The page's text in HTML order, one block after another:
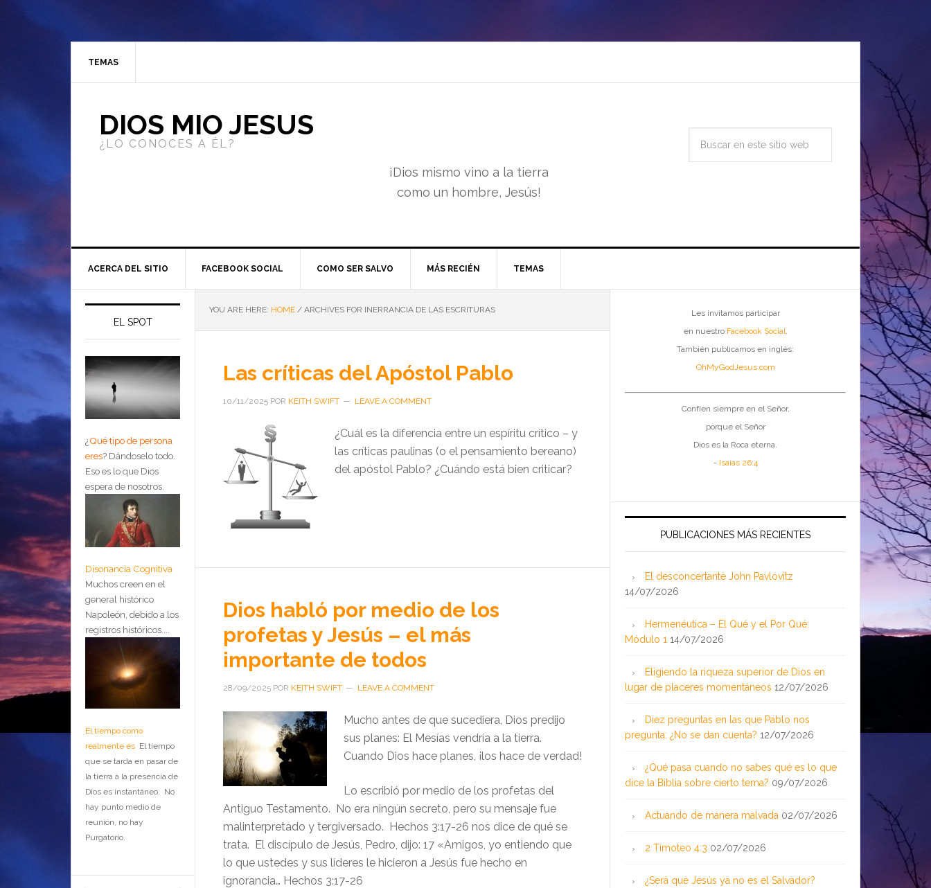
TEMAS
DIOS MIO JESUS
¿LO CONOCES A ÉL?
¡Dios mismo vino a la tierra
como un hombre, Jesús!
ACERCA DEL SITIO FACEBOOK SOCIAL COMO SER SALVO MÁS RECIÉN TEMAS
YOU ARE HERE: HOME / ARCHIVES FOR INERRANCIA DE LAS ESCRITURAS
Las críticas del Apóstol Pablo
10/11/2025 POR KEITH SWIFT LEAVE A COMMENT
¿Cuál es la diferencia entre un espíritu crítico – y
las críticas paulinas (o el pensamiento bereano)
del apóstol Pablo? ¿Cuándo está bien criticar?
Dios habló por medio de los
profetas y Jesús – el más
importante de todos
28/09/2025 POR KEITH SWIFT LEAVE A COMMENT
Mucho antes de que sucediera, Dios predijo
sus planes: El Mesías vendría a la tierra.
Cuando Dios hace planes, ¡los hace de verdad!
Lo escribió por medio de los profetas del
Antiguo Testamento. No era ningún secreto, pero su mensaje fue
malinterpretado y tergiversado. Hechos 3:17-26 nos dice de qué se
trata. El discípulo de Jesús, Pedro, dijo: 17 «Amigos, yo entiendo que
lo que ustedes y sus líderes le hicieron a Jesús fue hecho en
ignorancia… Hechos 3:17-26
Les invitamos participar
en nuestro Facebook Social.
También publicamos en inglés:
OhMyGodJesus.com
Confíen siempre en el Señor,
porque el Señor
Dios es la Roca eterna.
- Isaías 26:4
PUBLICACIONES MÁS RECIENTES
El desconcertante John Pavlovitz
14/07/2026
Hermenéutica – El Qué y el Por Qué:
Módulo 1 14/07/2026
Eligiendo la riqueza superior de Dios en
lugar de placeres momentáneos 12/07/2026
Diez preguntas en las que Pablo nos
pregunta: ¿No se dan cuenta? 12/07/2026
¿Qué pasa cuando no sabes qué es lo que
dice la Biblia sobre cierto tema? 09/07/2026
Actuando de manera malvada 02/07/2026
2 Timoteo 4:3 02/07/2026
¿Será que Jesús ya no es el Salvador?
EL SPOT
¿Qué tipo de persona
eres? Dándoselo todo.
Eso es lo que Dios
espera de nosotros.
Disonancia Cognitiva
Muchos creen en el
general histórico
Napoleón, debido a los
registros históricos....
El tiempo como
realmente es El tiempo
que se tarda en pasar de
la tierra a la presencia de
Dios es instantáneo. No
hay punto medio de
reunión, no hay
Purgatorio.